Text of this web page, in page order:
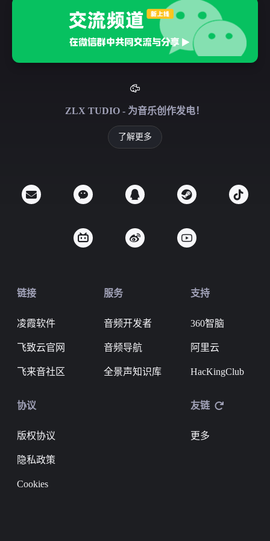
ZLX TUDIO - 为音乐创作发电！
了解更多
链接
凌霞软件
飞致云官网
飞来音社区
服务
音频开发者
音频导航
全景声知识库
支持
360智脑
阿里云
HacKingClub
协议
版权协议
隐私政策
Cookies
友链
更多